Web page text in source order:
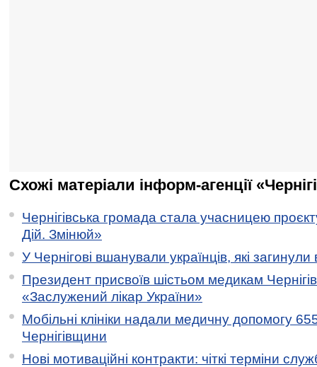
Схожі матеріали інформ-агенції
Чернігівська громада стала учасницею
Дій. Змінюй»
У Чернігові вшанували українців, які загинули
Президент присвоїв шістьом медикам
«Заслужений лікар України»
Мобільні клініки надали медичну допомогу
Чернігівщини
Нові мотиваційні контракти: чіткі терміни